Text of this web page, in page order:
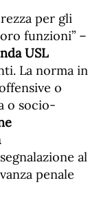
per gli
funzioni” –
USL
La norma in
o
o socio-
al
penale